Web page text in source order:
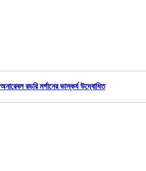
রডরি মর্গানের ভাস্কর্য উদ্বোধিত